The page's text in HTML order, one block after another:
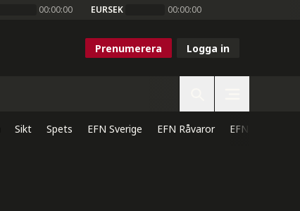
00:00:00 EURSEK 00:00:00
Prenumerera Logga in
Sikt Spets EFN Sverige EFN Råvaror EFN Direkt